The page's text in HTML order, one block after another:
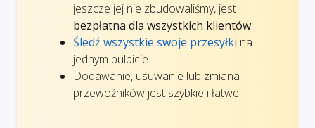
jeszcze jej nie zbudowaliśmy, jest
bezpłatna dla wszystkich klientów.
Śledź wszystkie swoje przesyłki na
jednym pulpicie.
Dodawanie, usuwanie lub zmiana
przewoźników jest szybkie i łatwe.